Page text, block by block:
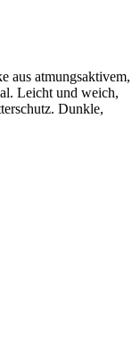
aus atmungsaktivem,
Leicht und weich,
Dunkle,